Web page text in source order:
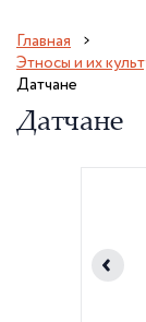
Главная
Этносы и их
Датчане
Датчане